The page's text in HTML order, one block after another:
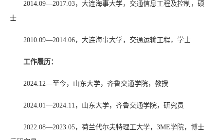
2014.09—2017.03，大连海事大学，交通信息工程及控制，硕
士
2010.09—2014.06，大连海事大学，交通运输工程，学士
工作履历：
2024.12—至今，山东大学，齐鲁交通学院，教授
2024.01—2024.11 ，山东大学，齐鲁交通学院，研究员
2022.08—2023.05，荷兰代尔夫特理工大学， 3ME学院，博士